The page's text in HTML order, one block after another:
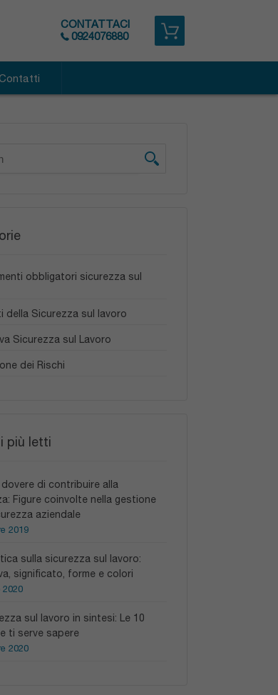
CONTATTACI
0924076880
obbligatori sicurezza sul
della Sicurezza sul lavoro
Sicurezza sul Lavoro
dei Rischi
più letti
dovere di contribuire alla
Figure coinvolte nella gestione
aziendale
2019
sulla sicurezza sul lavoro:
significato, forme e colori
2020
sul lavoro in sintesi: Le 10
ti serve sapere
2020